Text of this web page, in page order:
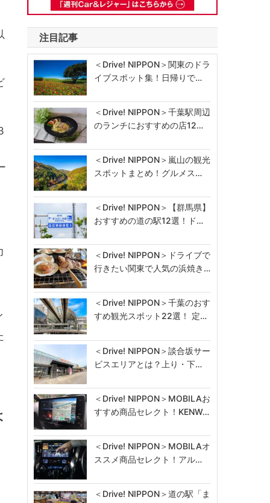
注目記事
＜Drive! NIPPON＞関東のドラ
イブスポット集！日帰りで…
＜Drive! NIPPON＞千葉駅周辺
のランチにおすすめの店12…
＜Drive! NIPPON＞嵐山の観光
スポットまとめ！グルメス…
＜Drive! NIPPON＞【群馬県】
おすすめの道の駅12選！ド…
＜Drive! NIPPON＞ドライブで
行きたい関東で人気の浜焼き…
＜Drive! NIPPON＞千葉のおす
すめ観光スポット22選！ 定…
＜Drive! NIPPON＞談合坂サー
ビスエリアとは？上り・下…
＜Drive! NIPPON＞MOBILAお
すすめ商品セレクト！KENW…
＜Drive! NIPPON＞MOBILAオ
ススメ商品セレクト！アル…
＜Drive! NIPPON＞道の駅「ま